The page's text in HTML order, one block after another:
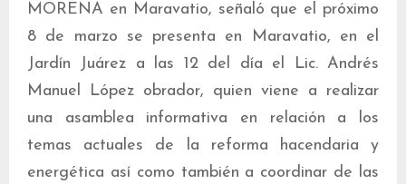
MORENA en Maravatio, señaló que el próximo
8 de marzo se presenta en Maravatio, en el
Jardín Juárez a las 12 del día el Lic. Andrés
Manuel López obrador, quien viene a realizar
una asamblea informativa en relación a los
temas actuales de la reforma hacendaria y
energética así como también a coordinar de las